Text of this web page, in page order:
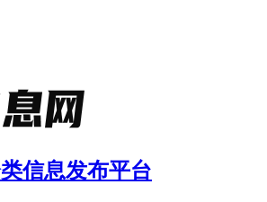
信息发布平台